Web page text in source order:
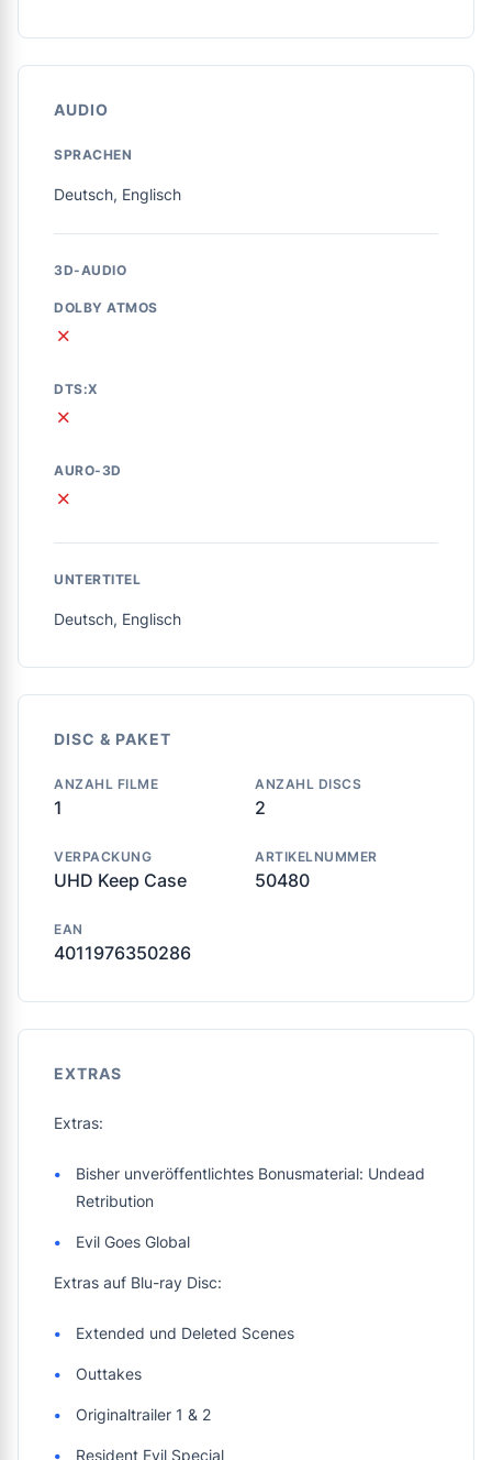
AUDIO
SPRACHEN
Deutsch, Englisch
3D-AUDIO
DOLBY ATMOS
✗
DTS:X
✗
AURO-3D
✗
UNTERTITEL
Deutsch, Englisch
DISC & PAKET
ANZAHL FILME
1
ANZAHL DISCS
2
VERPACKUNG
UHD Keep Case
ARTIKELNUMMER
50480
EAN
4011976350286
EXTRAS
Extras:
Bisher unveröffentlichtes Bonusmaterial: Undead
Retribution
Evil Goes Global
Extras auf Blu-ray Disc:
Extended und Deleted Scenes
Outtakes
Originaltrailer 1 & 2
Resident Evil Special